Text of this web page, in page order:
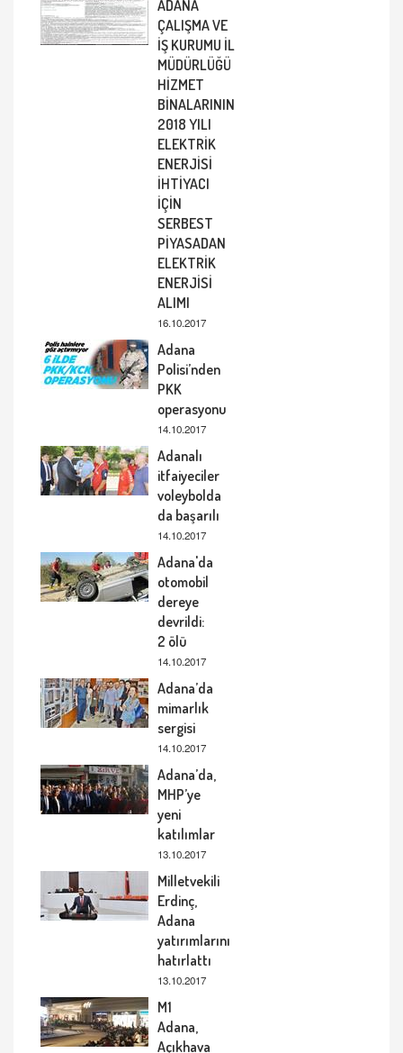
ADANA
ÇALIŞMA VE
İŞ KURUMU İL
MÜDÜRLÜĞÜ
HİZMET
BİNALARININ
2018 YILI
ELEKTRİK
ENERJİSİ
İHTİYACI
İÇİN
SERBEST
PİYASADAN
ELEKTRİK
ENERJİSİ
ALIMI
16.10.2017
Adana
Polisi’nden
PKK
operasyonu
14.10.2017
Adanalı
itfaiyeciler
voleybolda
da başarılı
14.10.2017
Adana'da
otomobil
dereye
devrildi:
2 ölü
14.10.2017
Adana’da
mimarlık
sergisi
14.10.2017
Adana’da,
MHP’ye
yeni
katılımlar
13.10.2017
Milletvekili
Erdinç,
Adana
yatırımlarını
hatırlattı
13.10.2017
M1
Adana,
Açıkhava